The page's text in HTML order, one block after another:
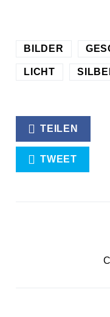
BILDER
LICHT
TEILEN
TWEET